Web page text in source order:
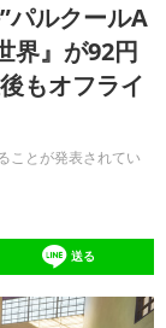
パルクールA
界』が92円
もオフライ
ことが発表されてい
送る